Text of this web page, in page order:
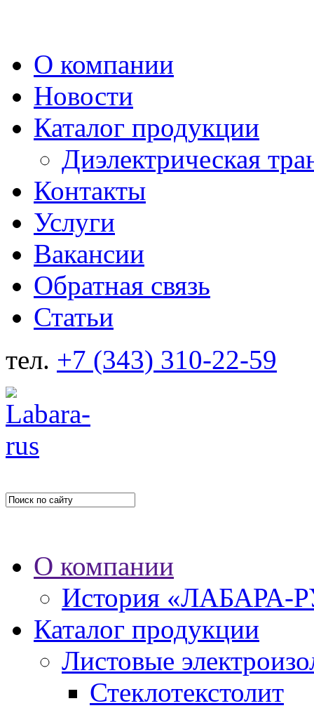
О компании
Новости
Каталог продукции
Диэлектрическая
Контакты
Услуги
Вакансии
Обратная связь
Статьи
тел. +7 (343) 310-22-59
О компании
История «ЛАБАРА-
Каталог продукции
Листовые
Стеклотекстолит